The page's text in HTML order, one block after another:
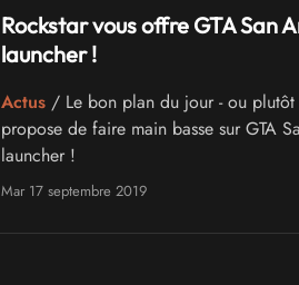
Rockstar vous offre GTA San
launcher !
Actus/ Le bon plan du jour - ou plutôt
propose de faire main basse sur GTA
launcher !
Mar 17 septembre 2019